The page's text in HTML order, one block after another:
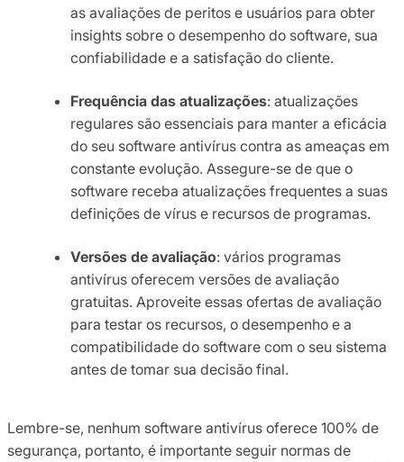
as avaliações de peritos e usuários para obter
insights sobre o desempenho do software, sua
confiabilidade e a satisfação do cliente.
Frequência das atualizações: atualizações
regulares são essenciais para manter a eficácia
do seu software antivírus contra as ameaças em
constante evolução. Assegure-se de que o
software receba atualizações frequentes a suas
definições de vírus e recursos de programas.
Versões de avaliação: vários programas
antivírus oferecem versões de avaliação
gratuitas. Aproveite essas ofertas de avaliação
para testar os recursos, o desempenho e a
compatibilidade do software com o seu sistema
antes de tomar sua decisão final.
Lembre-se, nenhum software antivírus oferece 100% de
segurança, portanto, é importante seguir normas de